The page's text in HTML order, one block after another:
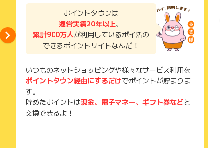
ポイントタウンは
運営実績20年以上、
累計900万人が利用しているポイ活の
できるポイントサイトなんだ！
いつものネットショッピングや様々なサービス利用を
ポイントタウン経由にするだけでポイントが貯まりま
す。
貯めたポイントは現金、電子マネー、ギフト券などと
交換できるよ！